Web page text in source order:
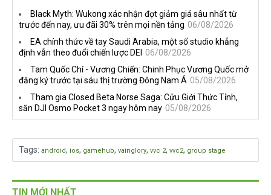
đang quá tham?
ngầm chiếm đoạt doanh thu
Black Myth: Wukong xác nhận đợt giảm giá sâu nhất từ
trước đến nay, ưu đãi 30% trên mọi nền tảng 06/08/2026
EA chính thức về tay Saudi Arabia, một số studio khẳng
định vẫn theo đuổi chiến lược DEI
06/08/2026
Tam Quốc Chí - Vương Chiến: Chinh Phục Vương Quốc mở
đăng ký trước tại sáu thị trường Đông Nam Á 05/08/2026
Tham gia Closed Beta Norse Saga: Cửu Giới Thức Tỉnh,
săn DJI Osmo Pocket 3 ngay hôm nay 05/08/2026
Tags: android, ios, gamehub, vainglory, vvc 2, vvc2, group stage
TIN MỚI NHẤT